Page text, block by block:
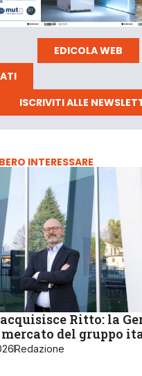
EDICOLA WEB
ISCRIVITI ALLE
INTERESSARE
Ritto: la
mercato del gruppo
Redazione